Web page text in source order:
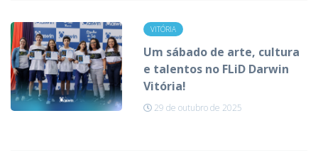
VITÓRIA
Um sábado de arte, cultura
e talentos no FLiD Darwin
Vitória!
29 de outubro de 2025